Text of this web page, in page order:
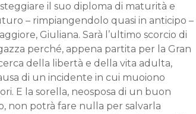
il suo diploma di maturità e
– rimpiangendolo quasi in anticipo –
Giuliana. Sarà l’ultimo scorcio di
perché, appena partita per la Gran
della libertà e della vita adulta,
di un incidente in cui muoiono
E la sorella, neosposa di un buon
non potrà fare nulla per salvarla